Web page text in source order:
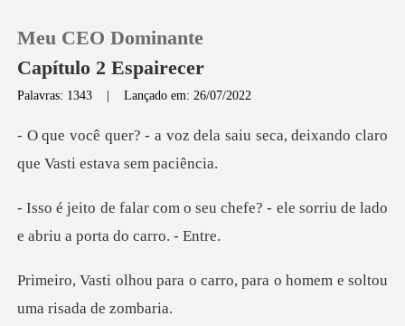
0
Histórico
Sair
Meu CEO Dominante
Capítulo 2 Espairecer
Palavras: 1343 |Lançado em: 26/07/2022
a saiu seca, deixando claro
qu
u chefe? - ele sorriu de lado
e
o carro, para o homem e sol